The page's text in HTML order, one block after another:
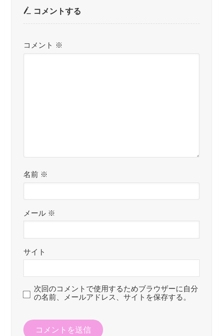
コメントする
コメント ※
名前 ※
メール ※
サイト
次回のコメントで使用するためブラウザーに自分
の名前、メールアドレス、サイトを保存する。